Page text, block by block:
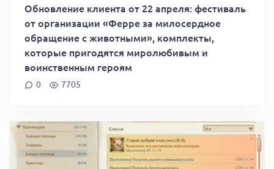
Обновление клиента от 22 апреля: фестиваль
от организации «Ферре за милосердное
обращение с животными», комплекты,
которые пригодятся миролюбивым и
воинственным героям
0 7705